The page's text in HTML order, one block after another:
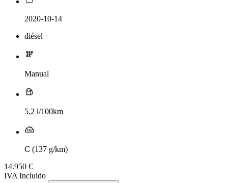
2020-10-14
diésel
Manual
5,2 l/100km
C (137 g/km)
14.950 €
IVA Incluido